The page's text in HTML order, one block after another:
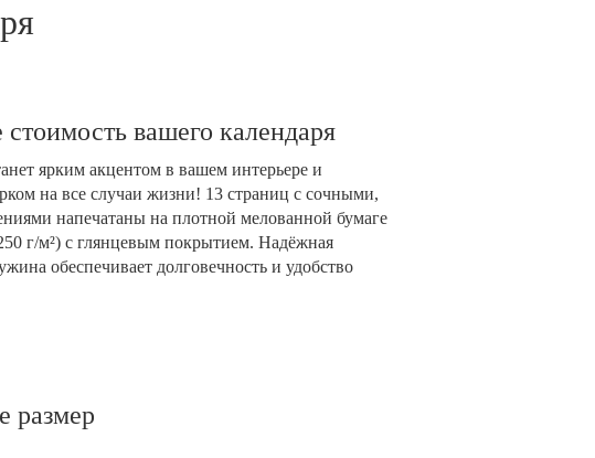
стоимость вашего календаря
ярким акцентом в вашем интерьере и
на все случаи жизни! 13 страниц с сочными,
напечатаны на плотной мелованной бумаге
г/м²) с глянцевым покрытием. Надёжная
обеспечивает долговечность и удобство
размер